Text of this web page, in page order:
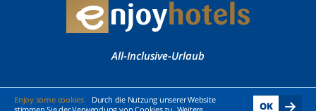
Enjoy some cookies
Durch die Nutzung unserer Website
OK
All-Inclusive-Urlaub
© 2026 Enjoyhotels - Alle Rechte vorbehalten